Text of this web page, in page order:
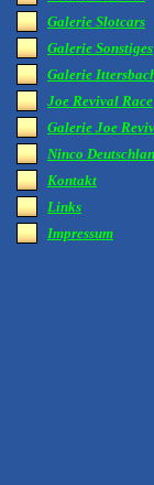
Galerie Slotcars
Galerie Sonstiges
Galerie
Joe Revival Race
Galerie Joe
Ninco
Kontakt
Links
Impressum